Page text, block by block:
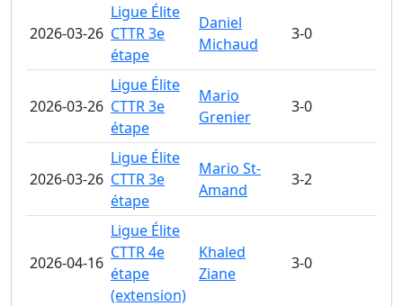
2026-03-26
Ligue Élite
CTTR 3e
étape
Daniel
Michaud
3-0
2026-03-26
Ligue Élite
CTTR 3e
étape
Mario
Grenier
3-0
2026-03-26
Ligue Élite
CTTR 3e
étape
Mario St-
Amand
3-2
2026-04-16
Ligue Élite
CTTR 4e
étape
(extension)
Khaled
Ziane
3-0